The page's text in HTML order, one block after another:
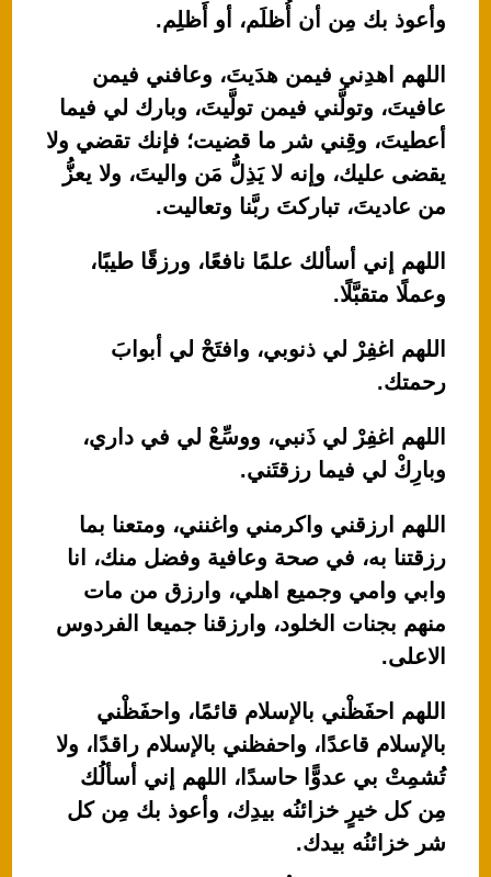
وأعوذ بك مِن أن أُظلَم، أو أَظلِم.
اللهم اهدِني فيمن هدَيتَ، وعافني فيمن
عافيتَ، وتولَّني فيمن تولَّيتَ، وبارك لي فيما
أعطيتَ، وقِني شر ما قضيت؛ فإنك تقضي ولا
يقضى عليك، وإنه لا يَذِلُّ مَن واليتَ، ولا يعزُّ
من عاديتَ، تباركتَ ربَّنا وتعاليت.
اللهم إني أسألك علمًا نافعًا، ورزقًا طيبًا،
وعملًا متقبَّلًا.
اللهم اغفِرْ لي ذنوبي، وافتَحْ لي أبوابَ
رحمتك.
اللهم اغفِرْ لي ذَنبي، ووسِّعْ لي في داري،
وبارِكْ لي فيما رزقتَني.
اللهم ارزقني واكرمني واغنني، ومتعنا بما
رزقتنا به، في صحة وعافية وفضل منك، انا
وابي وامي وجميع اهلي، وارزق من مات
منهم بجنات الخلود، وارزقنا جميعا الفردوس
الاعلى.
اللهم احفَظْني بالإسلام قائمًا، واحفَظْني
بالإسلام قاعدًا، واحفظني بالإسلام راقدًا، ولا
تُشمِتْ بي عدوًّا حاسدًا، اللهم إني أسألُك
مِن كل خيرٍ خزائنُه بيدِك، وأعوذ بك مِن كل
شر خزائنُه بيدك.